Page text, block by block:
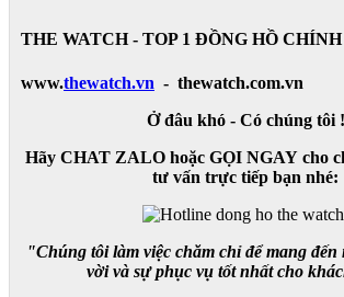
THE WATCH - TOP 1 ĐỒNG HỒ
www.thewatch.vn - thewatch.com.vn
Ở đâu khó - Có chúng tôi !
Hãy CHAT ZALO hoặc GỌI NGAY cho
tư vấn trực tiếp bạn nhé:
"Chúng tôi làm việc chăm chỉ để mang
vời và sự phục vụ tốt nhất cho